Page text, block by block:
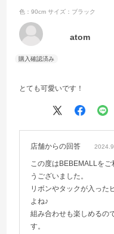
色：90cm サイズ：ブラック
atom
とても可愛いです！
店舗からの回答
この度はBEBEMALLをご
うございました。
リボンやタックが入った
よね♪
組み合わせも楽しめるの
す。